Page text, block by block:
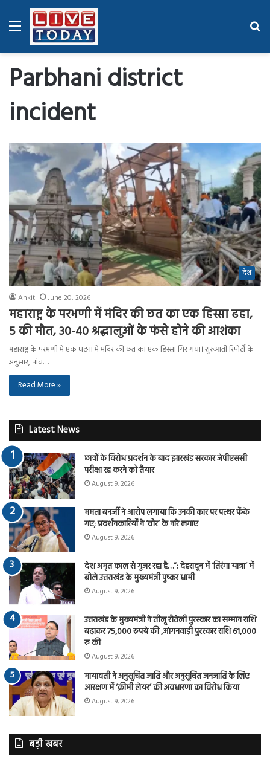
Menu
Parbhani district
incident
देश
Ankit June 20, 2026
महाराष्ट्र के परभणी में मंदिर की छत का एक हिस्सा ढहा,
5 की मौत, 30-40 श्रद्धालुओं के फंसे होने की आशंका
महाराष्ट्र के परभणी में एक घटना में मंदिर की छत का एक हिस्सा गिर गया। शुरुआती रिपोर्टों के
अनुसार, पांच…
Read More »
Latest News
छात्रों के विरोध प्रदर्शन के बाद झारखंड सरकार जेपीएससी
परीक्षा रद्द करने को तैयार
August 9, 2026
ममता बनर्जी ने आरोप लगाया कि उनकी कार पर पत्थर फेंके
गए; प्रदर्शनकारियों ने ‘चोर’ के नारे लगाए
August 9, 2026
देश अमृत काल से गुजर रहा है…”: देहरादून में ‘तिरंगा यात्रा’ में
बोले उत्तराखंड के मुख्यमंत्री पुष्कर धामी
August 9, 2026
उत्तराखंड के मुख्यमंत्री ने तीलू रौतेली पुरस्कार का सम्मान राशि
बढ़ाकर 75,000 रुपये की ,आंगनवाड़ी पुरस्कार राशि 61,000
रु की
August 9, 2026
मायावती ने अनुसूचित जाति और अनुसूचित जनजाति के लिए
आरक्षण में ‘क्रीमी लेयर’ की अवधारणा का विरोध किया
August 9, 2026
बड़ी खबर